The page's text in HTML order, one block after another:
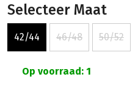
Selecteer Maat
42/44 46/48 50/52
Op voorraad: 1